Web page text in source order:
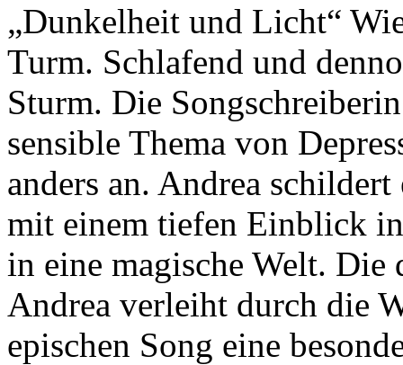
„Dunkelheit und Licht“
Turm. Schlafend und
Sturm. Die
sensible Thema von
anders an. Andrea
mit einem tiefen Einblick
in eine magische Welt.
Andrea verleiht durch die
epischen Song eine